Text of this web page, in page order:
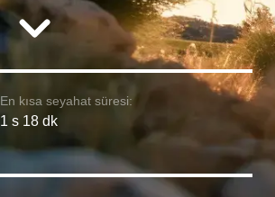
En kısa seyahat süresi:
1 s 18 dk